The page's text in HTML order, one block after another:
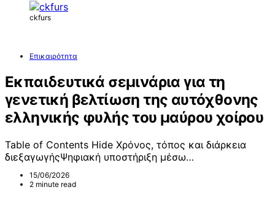
ckfurs
Επικαιρότητα
Εκπαιδευτικά σεμινάρια για τη
γενετική βελτίωση της αυτόχθονης
ελληνικής φυλής του μαύρου χοίρου
Table of Contents Hide Χρόνος, τόπος και διάρκεια
διεξαγωγήςΨηφιακή υποστήριξη μέσω…
15/06/2026
2 minute read